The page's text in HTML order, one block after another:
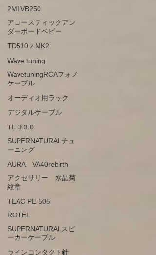
2MLVB250
アコースティックアン
ダーボードベビー
TD510ｚMK2
Wave tuning
WavetuningRCAフォノ
ケーブル
オーディオ用ラック
デジタルケーブル
TL-3 3.0
SUPERNATURALチュ
ーニング
AURA VA40rebirth
アクセサリー 水晶菊
紋章
TEAC PE-505
ROTEL
SUPERNATURALスピ
ーカーケーブル
ラインコンタクト針